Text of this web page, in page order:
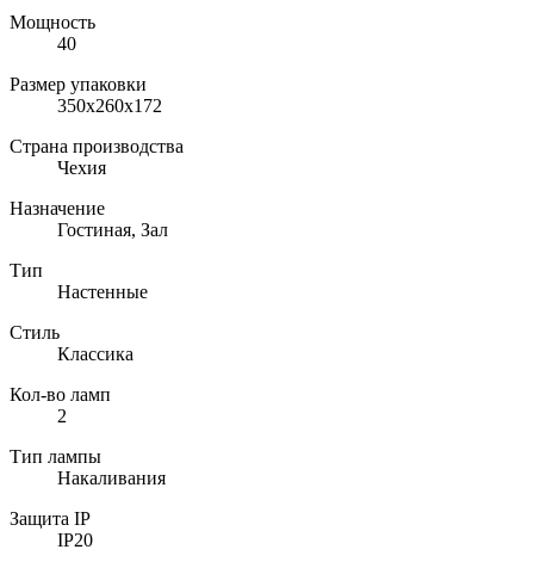
Мощность
40
Размер упаковки
350x260x172
Страна производства
Чехия
Назначение
Гостиная, Зал
Тип
Настенные
Стиль
Классика
Кол-во ламп
2
Тип лампы
Накаливания
Защита IP
IP20